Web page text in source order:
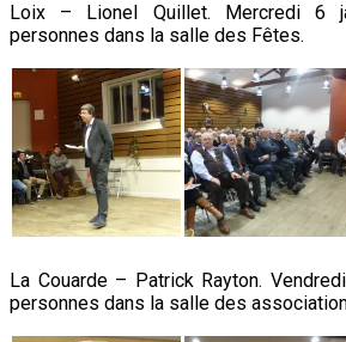
Loix – Lionel Quillet. Mercredi 6
personnes dans la salle des Fêtes.
La Couarde – Patrick Rayton.
personnes dans la salle des